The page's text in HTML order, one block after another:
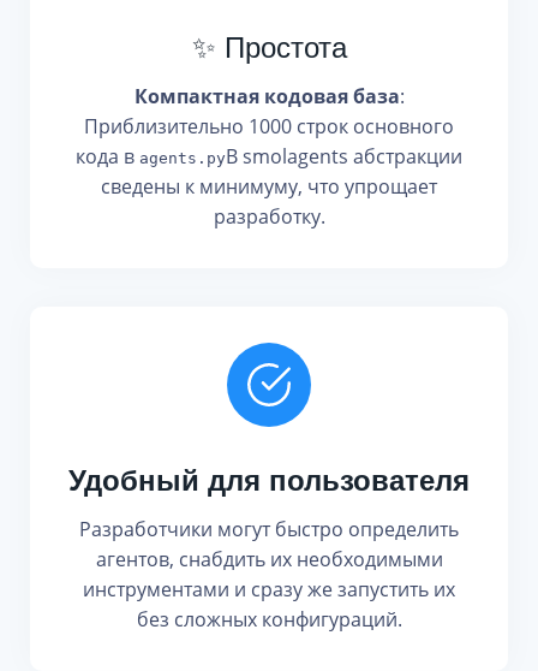
✨ Простота
Компактная кодовая база:
Приблизительно 1000 строк основного
кода в agents.pyВ smolagents абстракции
сведены к минимуму, что упрощает
разработку.
Удобный для пользователя
Разработчики могут быстро определить
агентов, снабдить их необходимыми
инструментами и сразу же запустить их
без сложных конфигураций.